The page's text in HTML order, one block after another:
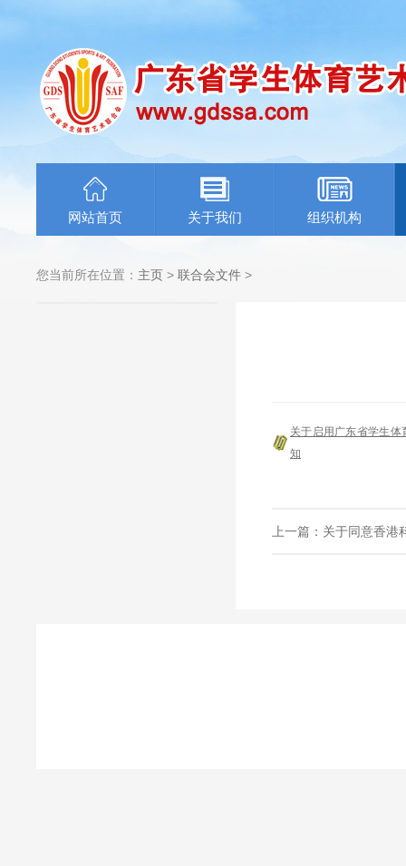
网站首页 关于我们 组织机构
您当前所在位置： 主页 > 联合会文件 >
关于启用广东省学生
知
上一篇： 关于同意香港